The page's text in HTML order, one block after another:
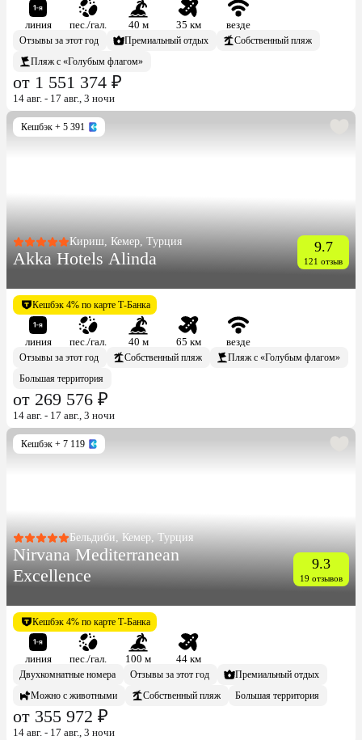
линия пес./гал. 40 м 35 км
везде
Отзывы за этот год
Премиальный отдых
Собственный пляж
Пляж с «Голубым флагом»
от 1 551 374 ₽
14 авг. - 17 авг., 3 ночи
Кешбэк + 5 391
Кириш, Кемер, Турция
Akka Hotels Alinda
9.7
121 отзыв
Кешбэк 4% по карте Т-Банка
линия пес./гал. 40 м 65 км
везде
Отзывы за этот год
Собственный пляж
Пляж с «Голубым флагом»
Большая территория
от 269 576 ₽
14 авг. - 17 авг., 3 ночи
Кешбэк + 7 119
Бельдиби, Кемер, Турция
Nirvana Mediterranean
Excellence
9.3
19 отзывов
Кешбэк 4% по карте Т-Банка
линия пес./гал. 100 м
44 км
Двухкомнатные номера
Отзывы за этот год
Премиальный отдых
Можно с животными
Собственный пляж Большая территория
от 355 972 ₽
14 авг. - 17 авг., 3 ночи